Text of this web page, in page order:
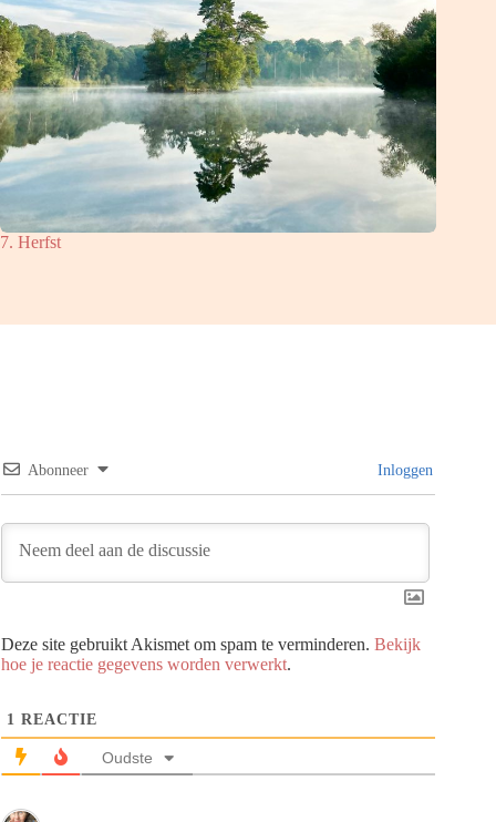
7. Herfst
Abonneer Inloggen
Deze site gebruikt Akismet om spam te verminderen. Bekijk
hoe je reactie gegevens worden verwerkt.
1 REACTIE
Oudste